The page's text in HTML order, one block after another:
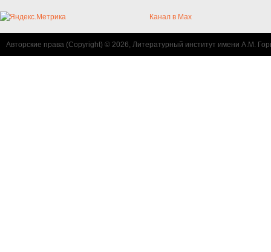
Канал в Max
Авторские права (Copyright) © 2026, Литературный институт имени А.М.